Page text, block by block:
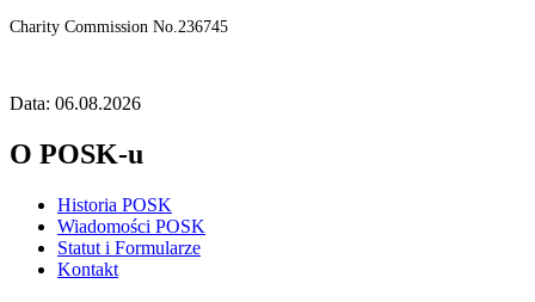
Charity Commission No.236745
Data: 06.08.2026
O POSK-u
Historia POSK
Wiadomości POSK
Statut i Formularze
Kontakt